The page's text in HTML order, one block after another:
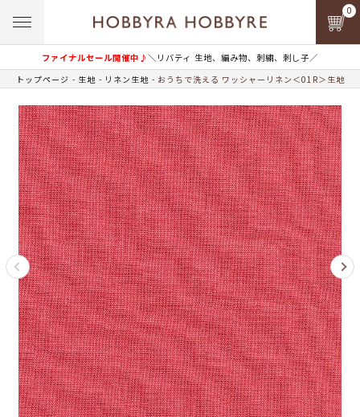
ファイナルセール開催中♪＼リバティ 生地、編み物、刺繍、刺し子／
0
トップページ 生地 リネン生地 おうちで洗える ワッシャーリネン＜01R＞生地